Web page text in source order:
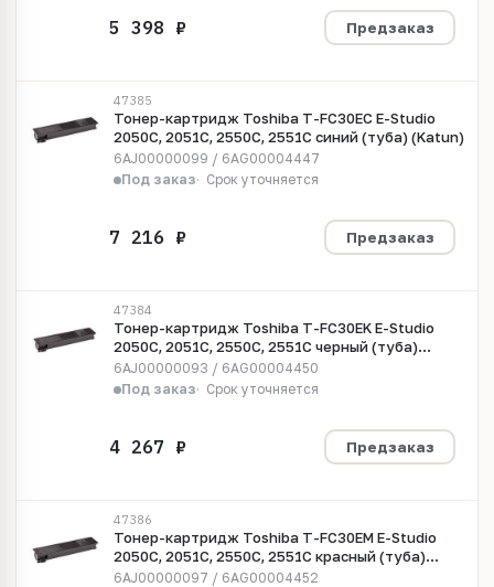
Предзаказ
47385
Тонер-картридж Toshiba T-FC30EC E-Studio
2050C, 2051C, 2550C, 2551C синий (туба) (Katun)
6AJ00000099 / 6AG00004447
Под заказ
Срок уточняется
Предзаказ
47384
Тонер-картридж Toshiba T-FC30EK E-Studio
2050C, 2051C, 2550C, 2551C черный (туба)
(Katun)
6AJ00000093 / 6AG00004450
Под заказ
Срок уточняется
Предзаказ
47386
Тонер-картридж Toshiba T-FC30EM E-Studio
2050C, 2051C, 2550C, 2551C красный (туба)
(Katun)
6AJ00000097 / 6AG00004452